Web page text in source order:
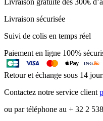
Livraison gratuite dès 300€
Livraison sécurisée
Suivi de colis en temps réel
Paiement en ligne 100%
Retour et échange sous 14
Contactez notre service client
ou par téléphone au + 32 2